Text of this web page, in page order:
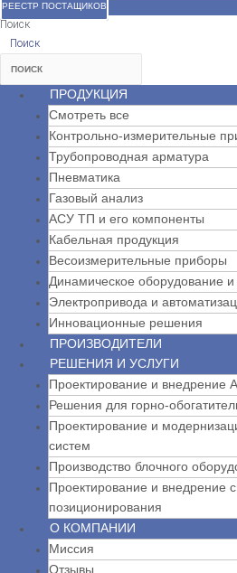
РЕЕСТР ПОСТАЩИКОВ
Поиск
Поиск
ПРОДУКЦИЯ
Смотреть все
Контрольно-измерительные
Трубопроводная арматура
Пневматика
Газовый анализ
АСУ ТП и его компоненты
Кабельная продукция
Весоизмерительные приборы
Динамическое оборудование
Электропривода и
Инновационные решения
ПРОИЗВОДИТЕЛИ
РЕШЕНИЯ И УСЛУГИ
Проектирование и внедрение
Решения для горно-
Проектирование и
систем
Производство блочного
Проектирование и внедрение
позиционирования
О КОМПАНИИ
Миссия
Отзывы